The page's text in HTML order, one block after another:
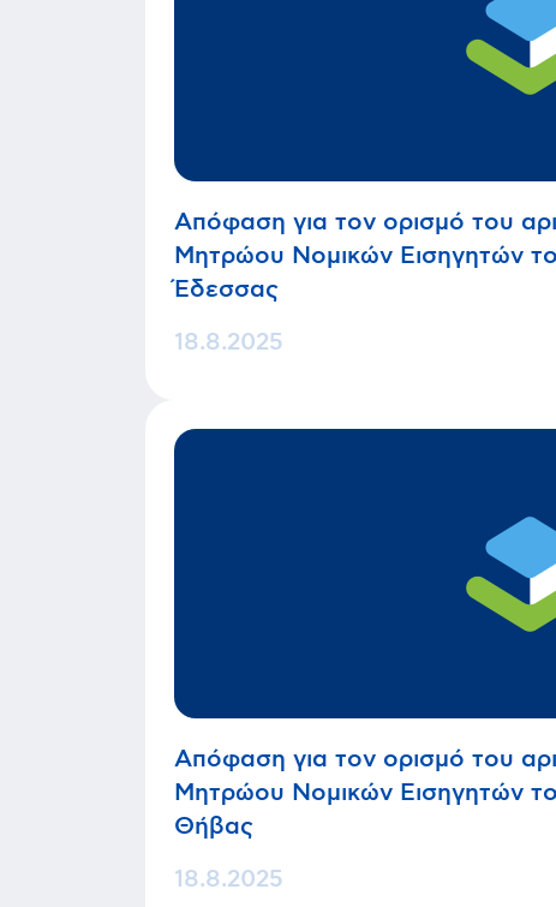
Απόφαση για τον ορισμό του
Μητρώου Νομικών Εισηγητών
Έδεσσας
18.8.2025
Απόφαση για τον ορισμό του
Μητρώου Νομικών Εισηγητών
Θήβας
18.8.2025